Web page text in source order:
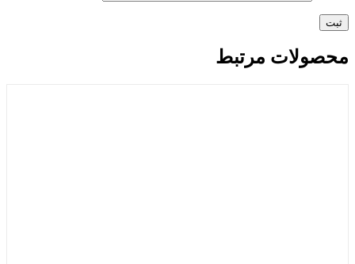
محصولات مرتبط